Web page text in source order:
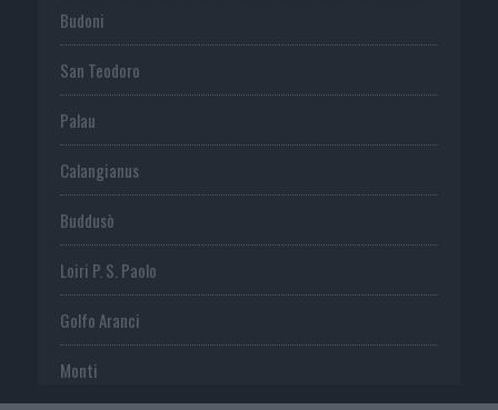
Budoni
San Teodoro
Palau
Calangianus
Buddusò
Loiri P. S. Paolo
Golfo Aranci
Monti